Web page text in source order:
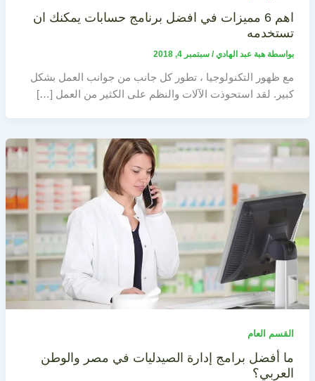
اهم 6 مميزات في افضل برنامج حسابات يمكنك ان
تستخدمه
بواسطة هبة عبد الهادي/ سبتمبر 4, 2018
مع ظهور التكنولوجيا ، تطور كل جانب من جوانب العمل بشكل
كبير. لقد استحوذت الآلات والنظم على الكثير من العمل […]
القسم العام
ما أفضل برامج إدارة الصيدليات في مصر والوطن
العربي؟